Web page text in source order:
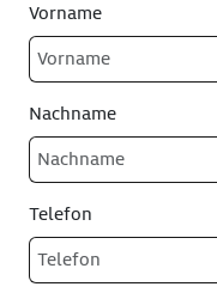
Vorname
Nachname
Telefon